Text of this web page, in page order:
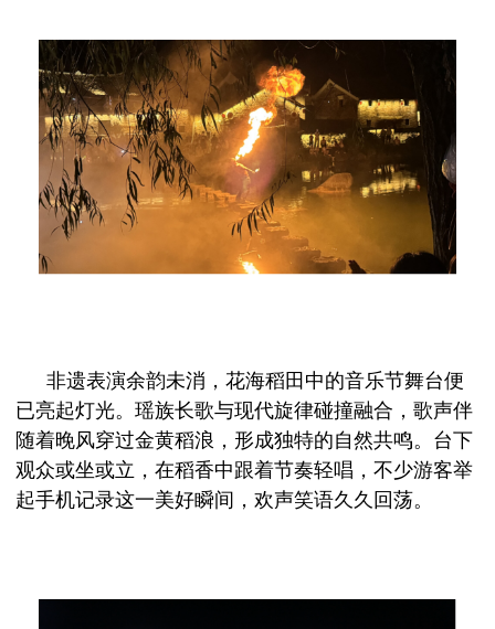
非遗表演余韵未消，花海稻田中的音乐节舞台便
已亮起灯光。瑶族长歌与现代旋律碰撞融合，歌声伴
随着晚风穿过金黄稻浪，形成独特的自然共鸣。台下
观众或坐或立，在稻香中跟着节奏轻唱，不少游客举
起手机记录这一美好瞬间，欢声笑语久久回荡。